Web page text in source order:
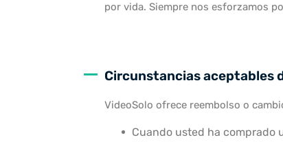
por vida. Siempre nos esforzamos
Circunstancias aceptables
VideoSolo ofrece reembolso o
Cuando usted ha comprado